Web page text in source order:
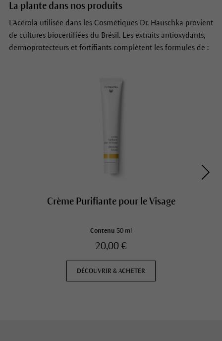
La plante dans nos produits
L’Acérola utilisée dans les Cosmétiques Dr. Hauschka provient
de cultures biocertifiées du Brésil. Les extraits antioxydants,
dermoprotecteurs et fortifiants complètent les formules de :
Crème Purifiante pour le Visage
Contenu 50 ml
20,00 €
DÉCOUVRIR & ACHETER